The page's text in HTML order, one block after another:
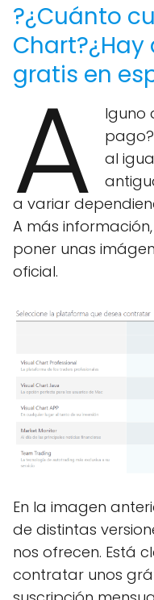
?¿Cuánto
gratis en
A
lguno
al
a variar
A más
poner unas
oficial.
En la imagen
de distintas
nos ofrecen. Está
contratar unos